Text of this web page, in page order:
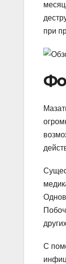
при
С